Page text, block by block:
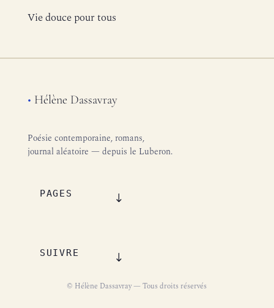
Vie douce pour tous
• Hélène Dassavray
Poésie contemporaine, romans,
journal aléatoire — depuis le Luberon.
PAGES
SUIVRE
© Hélène Dassavray — Tous droits réservés